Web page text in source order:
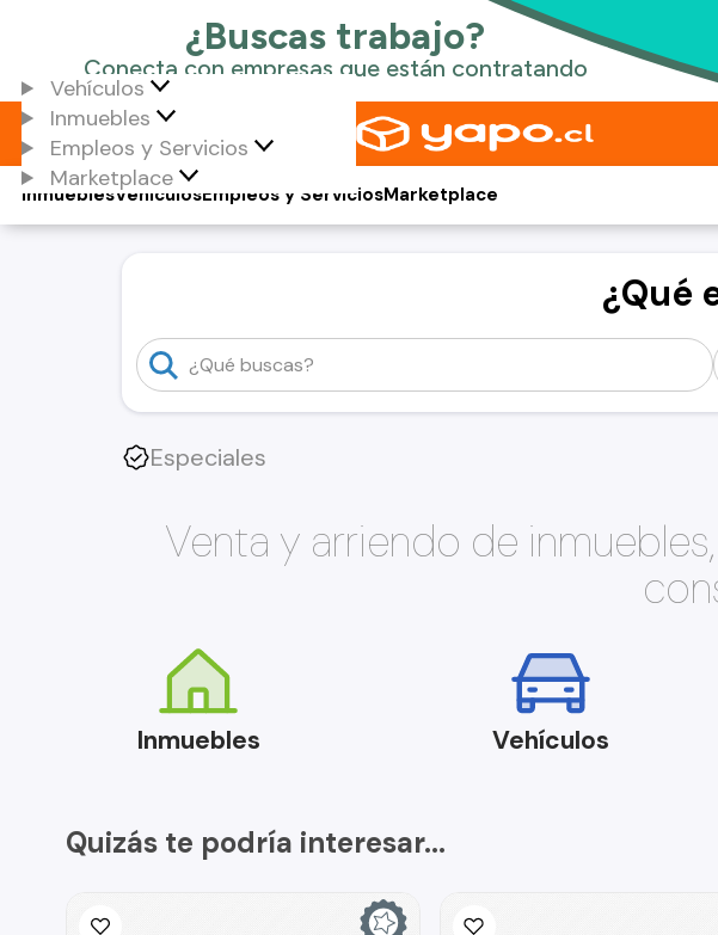
Vehículos
Inmuebles
Empleos y Servicios
Marketplace
Vehículos
Inmuebles Empleos y ServiciosMarketplace
¿Qué
Especiales
Venta y arriendo de
Inmuebles Vehículos
Quizás te podría interesar...